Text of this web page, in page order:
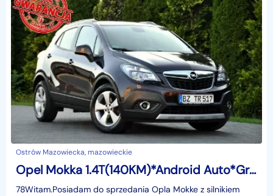
Ostrów Mazowiecka, mazowieckie
Opel Mokka 1.4T(140KM)*Android Auto*Grzana Kierownica*Welur*Reling*I Wł*Alu17"A
78Witam.Posiadam do sprzedania Opla Mokke z silnikiem